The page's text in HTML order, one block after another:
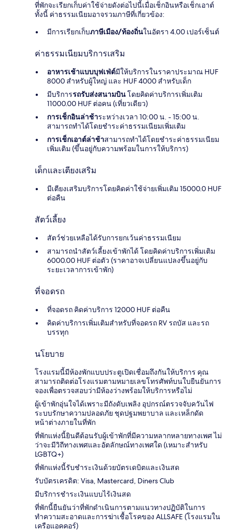
ที่พักจะเรียกเก็บค่าใช้จ่ายดังต่อไปนี้เมื่อเช็กอินหรือเช็กเอาต์
ทั้งนี้ ค่าธรรมเนียมอาจรวมภาษีที่เกี่ยวข้อง:
มีการเรียกเก็บภาษีเมือง/ท้องถิ่นในอัตรา 4.00 เปอร์เซ็นต์
ค่าธรรมเนียมบริการเสริม
อาหารเช้าแบบบุฟเฟ่ต์มีให้บริการในราคาประมาณ HUF
8000 สำหรับผู้ใหญ่ และ HUF 4000 สำหรับเด็ก
มีบริการรถรับส่งสนามบินโดยคิดค่าบริการเพิ่มเติม
11000.00 HUF ต่อคน (เที่ยวเดียว)
การเช็กอินล่าช้าระหว่างเวลา 10:00 น. - 15:00 น.
สามารถทำได้โดยชำระค่าธรรมเนียมเพิ่มเติม
การเช็กเอาต์ล่าช้าสามารถทำได้โดยชำระค่าธรรมเนียม
เพิ่มเติม (ขึ้นอยู่กับความพร้อมในการให้บริการ)
เด็กและเตียงเสริม
มีเตียงเสริมบริการโดยคิดค่าใช้จ่ายเพิ่มเติม 15000.0 HUF
ต่อคืน
สัตว์เลี้ยง
สัตว์ช่วยเหลือได้รับการยกเว้นค่าธรรมเนียม
สามารถนำสัตว์เลี้ยงเข้าพักได้ โดยคิดค่าบริการเพิ่มเติม
6000.00 HUF ต่อตัว (ราคาอาจเปลี่ยนแปลงขึ้นอยู่กับ
ระยะเวลาการเข้าพัก)
ที่จอดรถ
ที่จอดรถ คิดค่าบริการ 12000 HUF ต่อคืน
คิดค่าบริการเพิ่มเติมสำหรับที่จอดรถ RV รถบัส และรถ
บรรทุก
นโยบาย
โรงแรมนี้มีห้องพักแบบประตูเปิดเชื่อมถึงกันให้บริการ คุณ
สามารถติดต่อโรงแรมตามหมายเลขโทรศัพท์บนใบยืนยันการ
จองเพื่อตรวจสอบว่ามีห้องว่างพร้อมให้บริการหรือไม่
ผู้เข้าพักอุ่นใจได้เพราะมีถังดับเพลิง อุปกรณ์ตรวจจับควันไฟ
ระบบรักษาความปลอดภัย ชุดปฐมพยาบาล และเหล็กดัด
หน้าต่างภายในที่พัก
ที่พักแห่งนี้ยินดีต้อนรับผู้เข้าพักที่มีความหลากหลายทางเพศ ไม่
ว่าจะมีวิถีทางเพศและอัตลักษณ์ทางเพศใด (เหมาะสำหรับ
LGBTQ+)
ที่พักแห่งนี้รับชำระเงินด้วยบัตรเดบิตและเงินสด
รับบัตรเครดิต: Visa, Mastercard, Diners Club
มีบริการชำระเงินแบบไร้เงินสด
ที่พักนี้ยืนยันว่าที่พักดำเนินการตามแนวทางปฏิบัติในการ
ทำความสะอาดและการฆ่าเชื้อโรคของ ALLSAFE (โรงแรมใน
เครือแอคคอร์)